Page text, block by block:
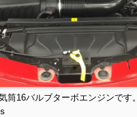
筒16バルブターボエンジンです。